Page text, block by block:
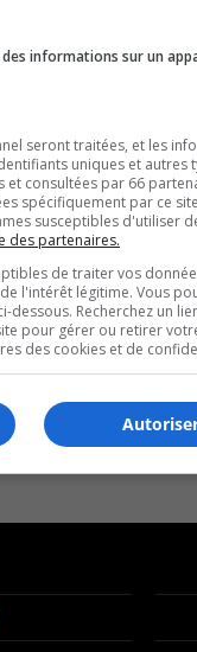
informations sur un
seront traitées, et les
uniques et autres
consultées par 66
spécifiquement par ce
susceptibles d'utiliser
des partenaires.
de traiter vos
l'intérêt légitime. Vous
Recherchez un
pour gérer ou retirer
des cookies et de